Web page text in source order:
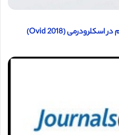
دانلود ترجمه مقاله رسوب کلسیم در اسکلرودرمی (Ovid 2018)